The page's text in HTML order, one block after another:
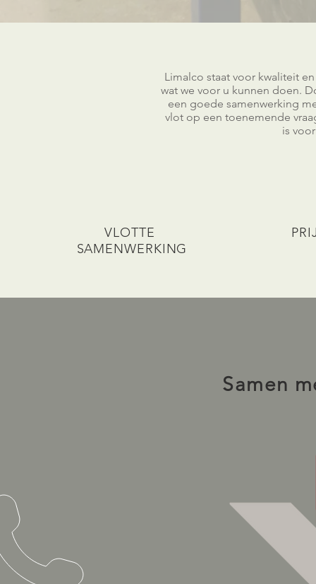
Limalco staat voor kwaliteit
wat we voor u kunnen doen.
een goede samenwerking
vlot op een toenemende
is
VLOTTE
SAMENWERKING
Samen